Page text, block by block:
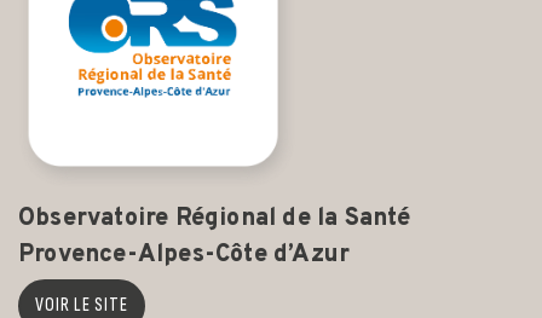
Observatoire Régional de la Santé
Provence-Alpes-Côte d’Azur
VOIR LE SITE